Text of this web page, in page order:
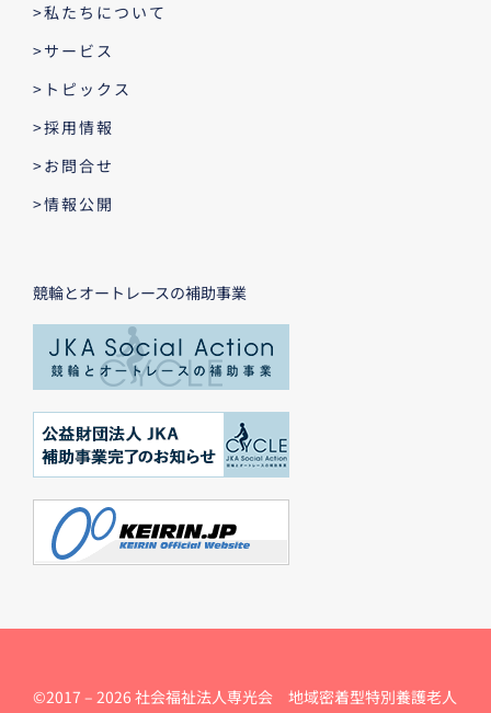
>私たちについて
>サービス
>トピックス
>採用情報
>お問合せ
>情報公開
競輪とオートレースの補助事業
©2017 – 2026 社会福祉法人専光会 地域密着型特別養護老人